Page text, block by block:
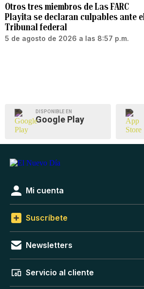
Otros tres miembros de Las FARC
Playita se declaran culpables ante el
Tribunal federal
5 de agosto de 2026 a las 8:57 p.m.
DISPONIBLE EN
Google Play
Mi cuenta
Suscríbete
Newsletters
Servicio al cliente